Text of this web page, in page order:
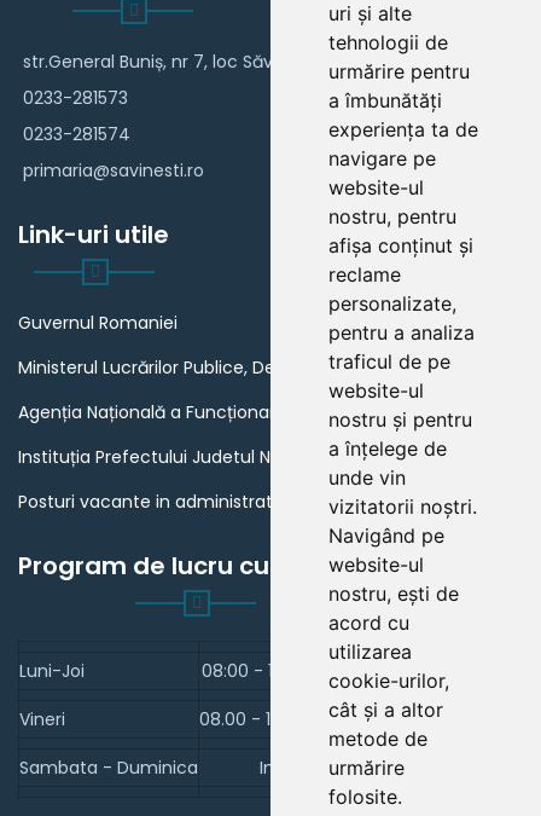
uri și alte
tehnologii de
urmărire pentru
a îmbunătăți
experiența ta de
navigare pe
website-ul
nostru, pentru
afișa conținut și
reclame
personalizate,
pentru a analiza
traficul de pe
website-ul
nostru și pentru
a înțelege de
unde vin
vizitatorii noștri.
Navigând pe
website-ul
nostru, ești de
acord cu
utilizarea
cookie-urilor,
cât și a altor
metode de
urmărire
folosite.
str.General Buniș, nr 7, loc Săvinești
0233-281573
0233-281574
primaria@savinesti.ro
Link-uri utile
Guvernul Romaniei
Ministerul Lucrărilor Publice, Dezvoltării și Administrației
Agenția Națională a Funcționarilor Publici
Instituția Prefectului Judetul Neamt
Posturi vacante in administratia publica din Romania
Program de lucru cu publicul
Luni-Joi
08:00 - 16:30
Vineri
08.00 - 14.00
Sambata - Duminica
Inchis